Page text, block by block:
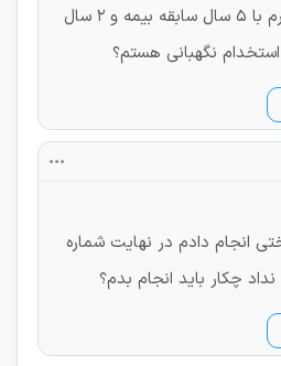
سلام من ۳۴ سال سن دارم با ۵ سال سابقه بیمه و ۲ سال
نگهبانی هستم؟
انجام دادم در نهایت شماره
چکار باید انجام بدم؟